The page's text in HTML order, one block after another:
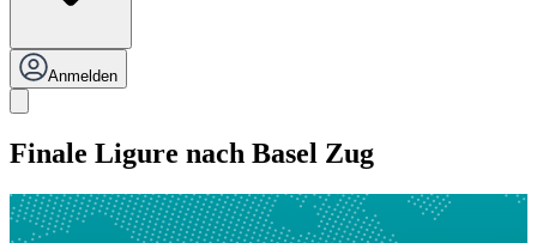
Anmelden
Finale Ligure nach Basel Zug